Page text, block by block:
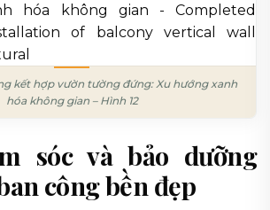
kết hợp vườn tường đứng: Xu hướng xanh
hóa không gian – Hình 12
sóc và bảo dưỡng
công bền đẹp